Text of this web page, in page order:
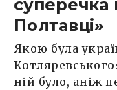
суперечка
Полтавці»
Якою була
ній було, аніж